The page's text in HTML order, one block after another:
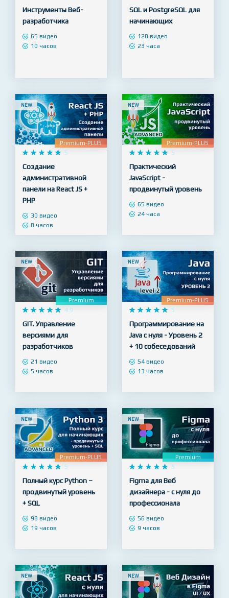
Premium
    
     5
Инструменты Веб-
разработчика
Premium
    
     5
SQL и PostgreSQL для
начинающих
NEW
    
     5
панели на React JS +
PHP
8 часов
NEW
   
   
Практический
JavaScript -
продвинутый уровень
NEW
Premium
    
     4.9
GIT. Управление
версиями для
разработчиков
NEW
Premium-PLUS
    
     5
Программирование на
Java с нуля - Уровень 2
+ 10 собеседований
NEW
Premium-PLUS
    
     5
продвинутый уровень
+ SQL
NEW
    
     5
Figma для Веб
дизайнера - с нуля до
профессионала